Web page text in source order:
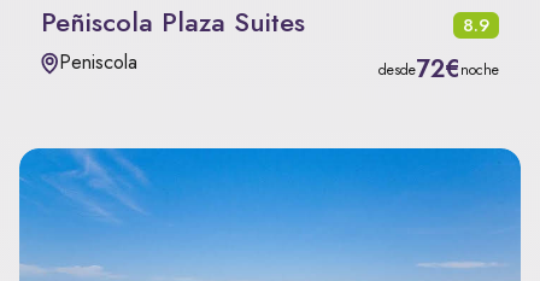
Peñiscola Plaza Suites 8.9
Peniscola desde72€noche